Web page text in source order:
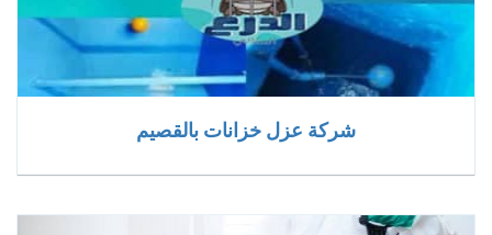
شركة عزل خزانات بالقصيم